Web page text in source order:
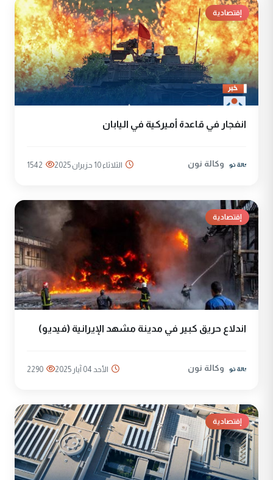
إقتصادية
انفجار في قاعدة أميركية في اليابان
وكالة نون الثلاثاء 10 حزيران 2025 1542
إقتصادية
اندلاع حريق كبير في مدينة مشهد الإيرانية (فيديو)
وكالة نون الأحد 04 آيار 2025 2290
إقتصادية